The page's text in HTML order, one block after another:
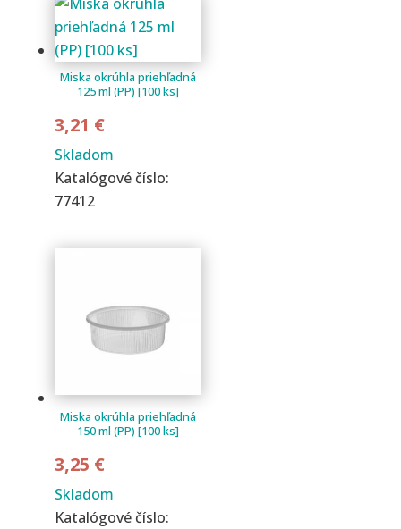
Miska okrúhla priehľadná
125 ml (PP) [100 ks]
3,21 €
Skladom
Katalógové číslo:
77412
Miska okrúhla priehľadná
150 ml (PP) [100 ks]
3,25 €
Skladom
Katalógové číslo: